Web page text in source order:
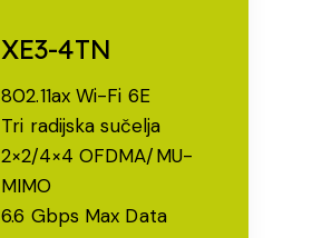
XE3-4TN
802.11ax Wi-Fi 6E
Tri radijska sučelja
2×2/4×4 OFDMA/MU-
MIMO
6.6 Gbps Max Data